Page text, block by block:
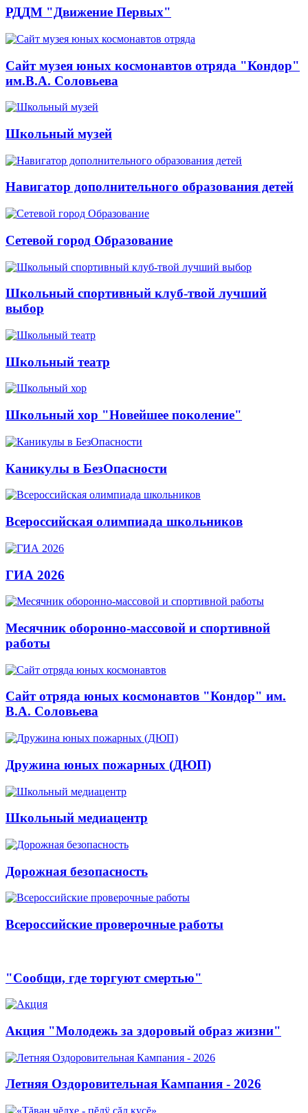
РДДМ "Движение Первых"
Сайт музея юных космонавтов отряда "Кондор"
им.В.А. Соловьева
Школьный музей
Навигатор дополнительного образования детей
Сетевой город Образование
Школьный спортивный клуб-твой лучший
выбор
Школьный театр
Школьный хор "Новейшее поколение"
Каникулы в БезОпасности
Всероссийская олимпиада школьников
ГИА 2026
Месячник оборонно-массовой и спортивной
работы
Сайт отряда юных космонавтов "Кондор" им.
В.А. Соловьева
Дружина юных пожарных (ДЮП)
Школьный медиацентр
Дорожная безопасность
Всероссийские проверочные работы
"Сообщи, где торгуют смертью"
Акция "Молодежь за здоровый образ жизни"
Летняя Оздоровительная Кампания - 2026